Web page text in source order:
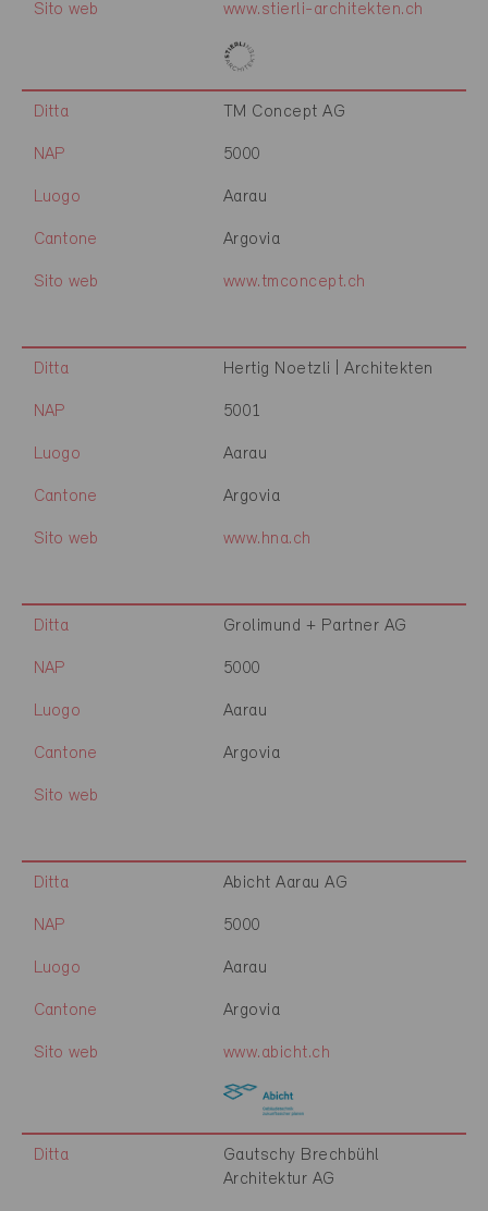
Sito web www.stierli-architekten.ch
Ditta TM Concept AG
NAP 5000
Luogo Aarau
Cantone Argovia
Sito web www.tmconcept.ch
Ditta Hertig Noetzli | Architekten
NAP 5001
Luogo Aarau
Cantone Argovia
Sito web www.hna.ch
Ditta Grolimund + Partner AG
NAP 5000
Luogo Aarau
Cantone Argovia
Sito web
Ditta Abicht Aarau AG
NAP 5000
Luogo Aarau
Cantone Argovia
Sito web www.abicht.ch
Ditta
Gautschy Brechbühl
Architektur AG